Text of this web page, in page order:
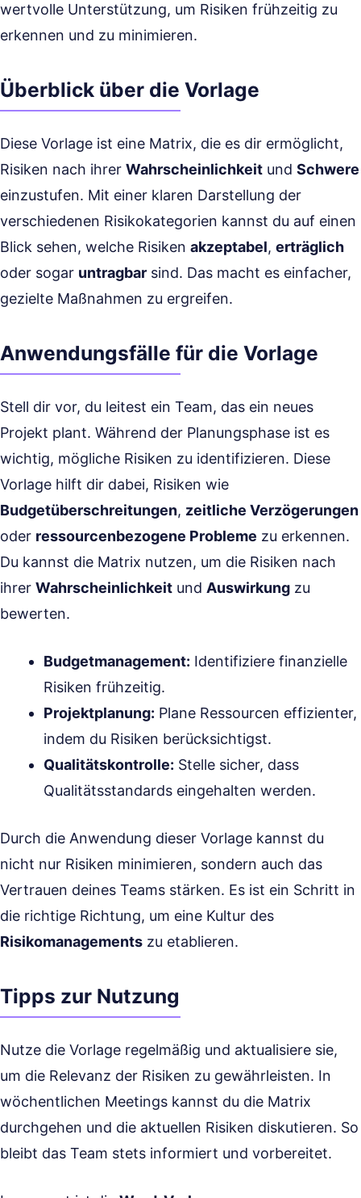
wertvolle Unterstützung, um Risiken frühzeitig zu
erkennen und zu minimieren.
Überblick über die Vorlage
Diese Vorlage ist eine Matrix, die es dir ermöglicht,
Risiken nach ihrer Wahrscheinlichkeit und Schwere
einzustufen. Mit einer klaren Darstellung der
verschiedenen Risikokategorien kannst du auf einen
Blick sehen, welche Risiken akzeptabel, erträglich
oder sogar untragbar sind. Das macht es einfacher,
gezielte Maßnahmen zu ergreifen.
Anwendungsfälle für die Vorlage
Stell dir vor, du leitest ein Team, das ein neues
Projekt plant. Während der Planungsphase ist es
wichtig, mögliche Risiken zu identifizieren. Diese
Vorlage hilft dir dabei, Risiken wie
Budgetüberschreitungen, zeitliche Verzögerungen
oder ressourcenbezogene Probleme zu erkennen.
Du kannst die Matrix nutzen, um die Risiken nach
ihrer Wahrscheinlichkeit und Auswirkung zu
bewerten.
Budgetmanagement: Identifiziere finanzielle
Risiken frühzeitig.
Projektplanung: Plane Ressourcen effizienter,
indem du Risiken berücksichtigst.
Qualitätskontrolle: Stelle sicher, dass
Qualitätsstandards eingehalten werden.
Durch die Anwendung dieser Vorlage kannst du
nicht nur Risiken minimieren, sondern auch das
Vertrauen deines Teams stärken. Es ist ein Schritt in
die richtige Richtung, um eine Kultur des
Risikomanagements zu etablieren.
Tipps zur Nutzung
Nutze die Vorlage regelmäßig und aktualisiere sie,
um die Relevanz der Risiken zu gewährleisten. In
wöchentlichen Meetings kannst du die Matrix
durchgehen und die aktuellen Risiken diskutieren. So
bleibt das Team stets informiert und vorbereitet.